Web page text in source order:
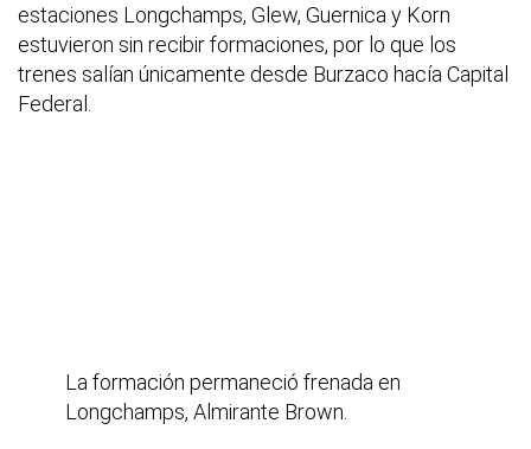
estaciones Longchamps, Glew, Guernica y Korn
estuvieron sin recibir formaciones, por lo que los
trenes salían únicamente desde Burzaco hacía Capital
Federal.
La formación permaneció frenada en
Longchamps, Almirante Brown.